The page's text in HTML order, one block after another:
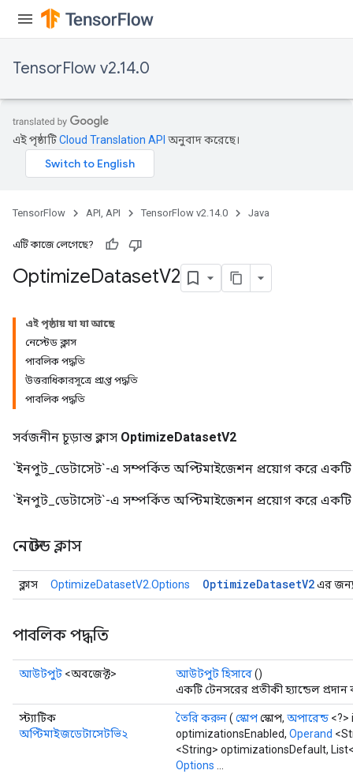
TensorFlow v2.14.0
এই পৃষ্ঠাটিCloud Translation API অনুবাদ করেছে।
TensorFlow API, API TensorFlow v2.14.0 Java
এটি কাজে লেগেছে?
OptimizeDatasetV2
এই পৃষ্ঠায় যা যা আছে
নেস্টেড ক্লাস
পাবলিক পদ্ধতি
উত্তরাধিকারসূত্রে প্রাপ্ত পদ্ধতি
পাবলিক পদ্ধতি
সর্বজনীন চূড়ান্ত ক্লাস OptimizeDatasetV2
`ইনপুট_ডেটাসেট`-এ সম্পর্কিত অপ্টিমাইজেশন প্রয়োগ করে একটি
`ইনপুট_ডেটাসেট`-এ সম্পর্কিত অপ্টিমাইজেশন প্রয়োগ করে একটি
নেস্টেড ক্লাস
ক্লাস OptimizeDatasetV2.Options OptimizeDatasetV2এর জন্য
পাবলিক পদ্ধতি
আউটপুট <অবজেক্ট> আউটপুট হিসাবে()
একটি টেনসরের প্রতীকী হ্যান্ডেল প্রদান
স্ট্যাটিক
অপ্টিমাইজডেটাসেটভি২
তৈরি করুন( স্কোপস্কোপ, অপারেন্ড
optimizationsEnabled, Operand
<String> optimizationsDefault,
Options